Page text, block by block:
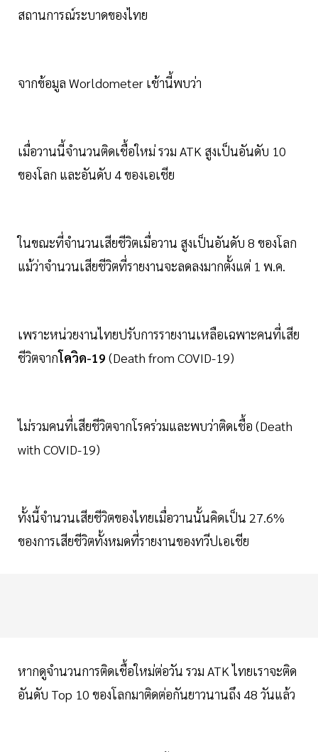
สถานการณ์ระบาดของไทย
จากข้อมูล Worldometer เช้านี้พบว่า
เมื่อวานนี้จำนวนติดเชื้อใหม่ รวม ATK สูงเป็นอันดับ 10
ของโลก และอันดับ 4 ของเอเชีย
ในขณะที่จำนวนเสียชีวิตเมื่อวาน สูงเป็นอันดับ 8 ของโลก
แม้ว่าจำนวนเสียชีวิตที่รายงานจะลดลงมากตั้งแต่ 1 พ.ค.
เพราะหน่วยงานไทยปรับการรายงานเหลือเฉพาะคนที่เสีย
ชีวิตจากโควิด-19 (Death from COVID-19)
ไม่รวมคนที่เสียชีวิตจากโรคร่วมและพบว่าติดเชื้อ (Death
with COVID-19)
ทั้งนี้จำนวนเสียชีวิตของไทยเมื่อวานนั้นคิดเป็น 27.6%
ของการเสียชีวิตทั้งหมดที่รายงานของทวีปเอเชีย
หากดูจำนวนการติดเชื้อใหม่ต่อวัน รวม ATK ไทยเราจะติด
อันดับ Top 10 ของโลกมาติดต่อกันยาวนานถึง 48 วันแล้ว